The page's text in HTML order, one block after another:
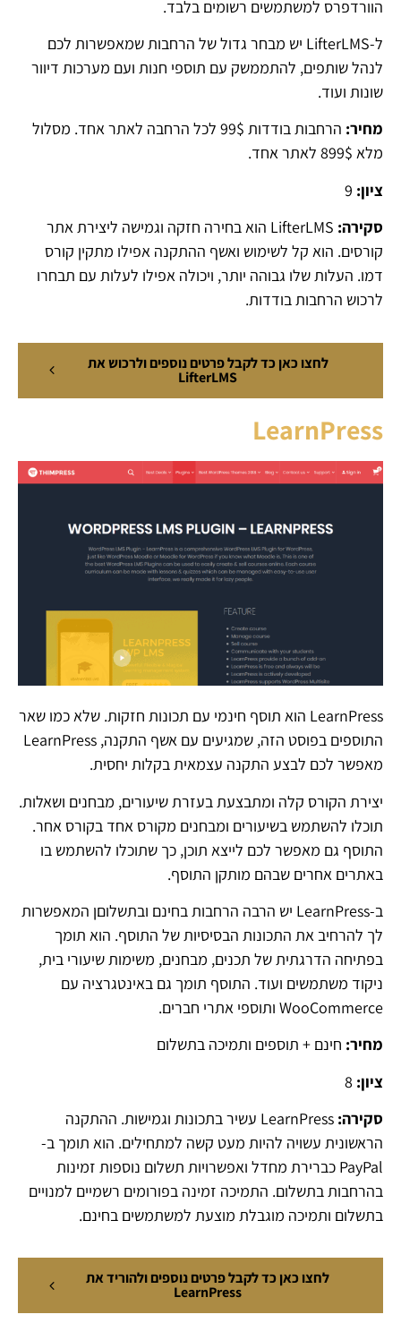
הוורדפרס למשתמשים רשומים בלבד.
ל-LifterLMS יש מבחר גדול של הרחבות שמאפשרות לכם
לנהל שותפים, להתממשק עם תוספי חנות ועם מערכות דיוור
שונות ועוד.
מחיר:
הרחבות בודדות 99$ לכל הרחבה לאתר אחד. מסלול
מלא 899$ לאתר אחד.
ציון:
סקירה:
LifterLMS הוא בחירה חזקה וגמישה ליצירת אתר
קורסים. הוא קל לשימוש ואשף ההתקנה אפילו מתקין קורס
דמו. העלות שלו גבוהה יותר, ויכולה אפילו לעלות עם תבחרו
לרכוש הרחבות בודדות.
לחצו כאן כד לקבל פרטים נוספים ולרכוש את
LifterLMS
LearnPress
LearnPress הוא תוסף חינמי עם תכונות חזקות. שלא כמו שאר
התוספים בפוסט הזה, שמגיעים עם אשף התקנה, LearnPress
מאפשר לכם לבצע התקנה עצמאית בקלות יחסית.
יצירת הקורס קלה ומתבצעת בעזרת שיעורים, מבחנים ושאלות.
תוכלו להשתמש בשיעורים ומבחנים מקורס אחד בקורס אחר.
התוסף גם מאפשר לכם לייצא תוכן, כך שתוכלו להשתמש בו
באתרים אחרים שבהם מותקן התוסף.
ב-LearnPress יש הרבה הרחבות בחינם ובתשלוםן המאפשרות
לך להרחיב את התכונות הבסיסיות של התוסף. הוא תומך
בפתיחה הדרגתית של תכנים, מבחנים, משימות שיעורי בית,
ניקוד משתמשים ועוד. התוסף תומך גם באינטגרציה עם
WooCommerce ותוספי אתרי חברים.
מחיר: חינם + תוספים ותמיכה בתשלום
ציון:
סקירה:
LearnPress עשיר בתכונות וגמישות. ההתקנה
הראשונית עשויה להיות מעט קשה למתחילים. הוא תומך ב-
PayPal כברירת מחדל ואפשרויות תשלום נוספות זמינות
בהרחבות בתשלום. התמיכה זמינה בפורומים רשמיים למנויים
בתשלום ותמיכה מוגבלת מוצעת למשתמשים בחינם.
לחצו כאן כד לקבל פרטים נוספים ולהוריד את
LearnPress